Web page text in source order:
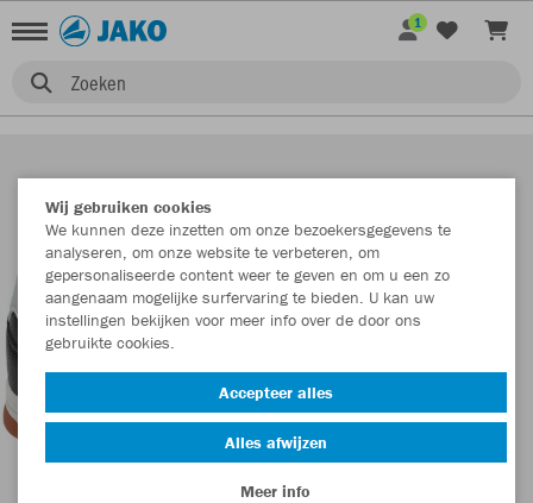
Zoeken
1
Wij gebruiken cookies
We kunnen deze inzetten om onze bezoekersgegevens te
analyseren, om onze website te verbeteren, om
gepersonaliseerde content weer te geven en om u een zo
aangenaam mogelijke surfervaring te bieden. U kan uw
instellingen bekijken voor meer info over de door ons
gebruikte cookies.
Accepteer alles
Alles afwijzen
Meer info